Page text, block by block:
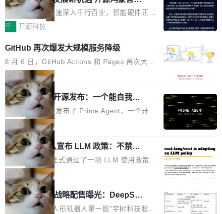
度,案例厚度、全域覆盖、多线协同...
看起来最令人兴奋的论文，那它们大部分都是过
度宣传的。」 这才是真正的痛点。不是所有论文
都有问题，是最吸引眼球的那批论文最有问题。
他引用的帖子来自 Mathew Shen，一位 ICLR 2
026 的读者：「看了篇 ...
工作过。近日他在 X 上发了一条帖子，列出了他
认为现代 AI 领域最重要的三个开源项目。 第一
理由很具体。FA 系列不需要解释，但 FA2 是他
认为最重要的一个——复杂度恰到好处，刚好能
驱动你去学 CuTe，但还没被那些"邪恶的" Hopp
er++ 优化所淹没，足够容易修改和适配。 更关
键的是 FA2 的持久性...
硬件开发者日杭州站即将举行
随着万物智联加速深入千行百业，智能硬件正从
单点设备迈向智能化、网联化、协同化发展。作
鸿蒙通过统一技术底座和分布式能力，为不同类
型智能设备的开发、连接与互联提供关键支撑，
也为产业链企业探索产品创新与商业增长打开新
的空间。 8月14日，开源鸿蒙智能硬件开发者日
（OHDD：OpenHarmony Hardware Develope
r Day）将在杭州启航。活动面向智能硬件产业
链企业和开发者，邀请行业专家与资深技术顾
问，围绕开源鸿蒙技术能力、设备适配、芯片适
配、功耗与稳定性调优、兼容性测评及统一互联
等内容展开系统讲解和实战交流，帮助企业进一
步了解开源鸿蒙在智能...
开 开源科技
GitHub 再次爆发大规模服务降级
8 月 6 日，GitHub Actions 和 Pages 再次大规
模服务降级，Actions 完全不可用超过 5 小时，
webhook 停发，连自托管 runner 也因调度层故
障无法工作。Pages、Copilot code review、C
opilot coding agent 全部受影响。从检测到完全
恢复，大约 12 小时。 这是 2026 年 8 月的第六
起事故，其中四起与 AI/Copilot 服务相关。 Git
Hub 员工 kdaigle 在 HN 讨论中贴出了一组数
据：2025 年全年 10 亿次 commit。现在，每周
2.75 亿次，全年预计 140 亿次。GitHub...
局
Prime Agent 开源发布：一个能自我改
进的编程 Agent，ARC-AGI 3 超越人类
专家基线
Prime Intellect 发布了 Prime Agent，一个开源
的编程 Agent Harness，核心设计围绕两个抽
象：Recursive Language Model（RLM）和 C
ontinual Harness。在 ARC-AGI 3 基准测试
上，Prime Agent + Opus 5 的组合达到了 95.
5% RHAE Best@1，超过了 ARC 报告的人类专
家基线 95.4%。 不是又一个 coding agent 包装
器 Prime Agent 的架构和市面上大多数 coding
agent 有本质区别。大多数 agent harness 的设
局
Rust 项目团队宣布 LLM 政策：不禁
止，但你要承认哪些代码不是你写的
Rust 语言项目正式通过了一项 LLM 使用政策，
覆盖 rust-lang/rust 单一仓库的代码贡献。这不
是项目级别的官方立场，目前由五个团队采纳，
但它可能是主流开源项目中关于 AI 辅助贡献最
细致的一份规则。 政策的核心只有一句话：LLM
局
宇树科技 IPO 战略配售曝光：DeepSe
ek 获配 93.3 万股，锁定 36 个月
8月6日晚间，“人形机器人第一股”宇树科技股份